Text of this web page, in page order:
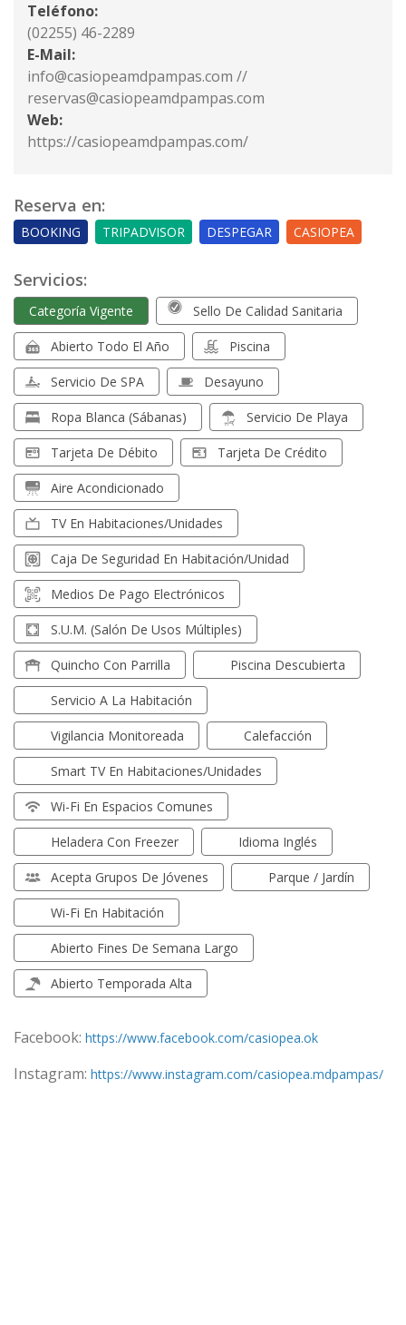
Teléfono:
(02255) 46-2289
E-Mail:
info@casiopeamdpampas.com //
reservas@casiopeamdpampas.com
Web:
https://casiopeamdpampas.com/
Reserva en:
BOOKING TRIPADVISOR DESPEGAR CASIOPEA
Servicios:
Categoría Vigente Sello De Calidad Sanitaria
Abierto Todo El Año Piscina
Servicio De SPA Desayuno
Ropa Blanca (sábanas) Servicio De Playa
Tarjeta De Débito Tarjeta De Crédito
Aire Acondicionado
TV En Habitaciones/unidades
Caja De Seguridad En Habitación/unidad
Medios De Pago Electrónicos
S.U.M. (Salón De Usos Múltiples)
Quincho Con Parrilla Piscina Descubierta
Servicio A La Habitación
Vigilancia Monitoreada Calefacción
Smart TV En Habitaciones/unidades
Wi-Fi En Espacios Comunes
Heladera Con Freezer Idioma Inglés
Acepta Grupos De Jóvenes Parque / Jardín
Wi-Fi En Habitación
Abierto Fines De Semana Largo
Abierto Temporada Alta
Facebook: https://www.facebook.com/casiopea.ok
Instagram: https://www.instagram.com/casiopea.mdpampas/